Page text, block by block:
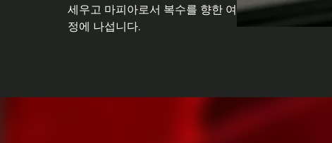
세우고 마피아로서 복수를 향한 여
정에 나섭니다.